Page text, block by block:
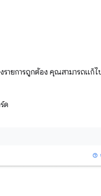
ยการถูกต้อง คุณสามารถแก้ไข
ด